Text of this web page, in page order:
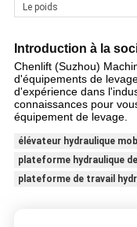
Le poids
Introduction à la
Chenlift (Suzhou)
d'équipements de
d'expérience dans
connaissances pour
équipement de levage.
élévateur hydraulique
plateforme hydraulique
plateforme de travail